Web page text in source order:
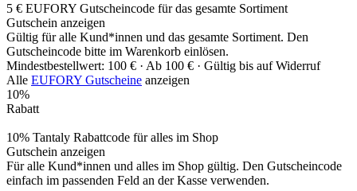
5 € EUFORY Gutscheincode für das gesamte Sortiment
Gutschein anzeigen
Gültig für alle Kund*innen und das gesamte Sortiment. Den
Gutscheincode bitte im Warenkorb einlösen.
Mindestbestellwert: 100 € · Ab 100 € · Gültig bis auf Widerruf
Alle EUFORY Gutscheine anzeigen
10%
Rabatt
10% Tantaly Rabattcode für alles im Shop
Gutschein anzeigen
Für alle Kund*innen und alles im Shop gültig. Den Gutscheincode
einfach im passenden Feld an der Kasse verwenden.